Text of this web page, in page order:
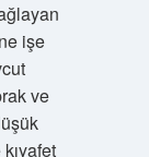
işe
ve